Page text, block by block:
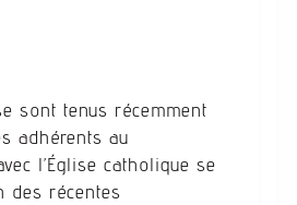
sont tenus récemment
adhérents au
l’Église catholique se
des récentes